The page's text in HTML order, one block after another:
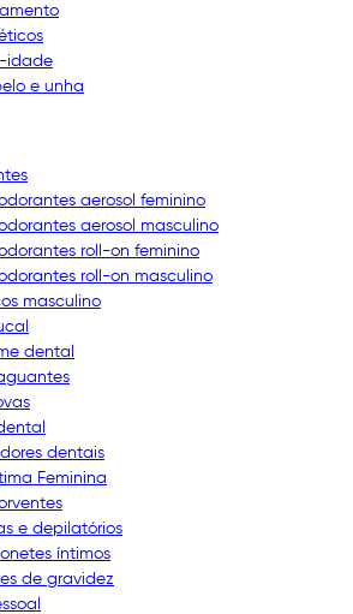
idade
e unha
aerosol feminino
aerosol masculino
roll-on feminino
roll-on masculino
masculino
dental
dentais
Feminina
e depilatórios
íntimos
de gravidez